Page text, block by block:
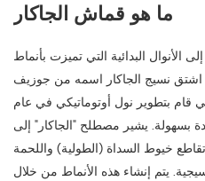
ما هو قماش الجاكار
البدائية التي تميزت بأنماط
اشتق نسيج الجاكار اسمه من جوزيف
قام بتطوير نول أوتوماتيكي في عام
بسهولة. يشير مصطلح "الجاكار" إلى
خيوط السداة (الطولية) واللحمة
يتم إنشاء هذه الأنماط من خلال